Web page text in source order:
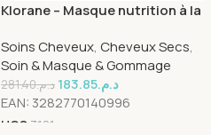
Klorane – Masque nutrition à la
Soins Cheveux, Cheveux Secs,
Soin & Masque & Gommage
د.م.281.40 د.م.183.85
EAN: 3282770140996
UGS 3181